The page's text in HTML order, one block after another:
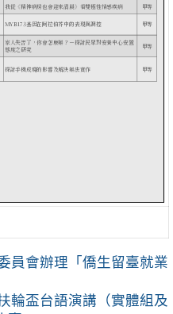
員會辦理「僑生留臺就業
輪盃台語演講（實體組及